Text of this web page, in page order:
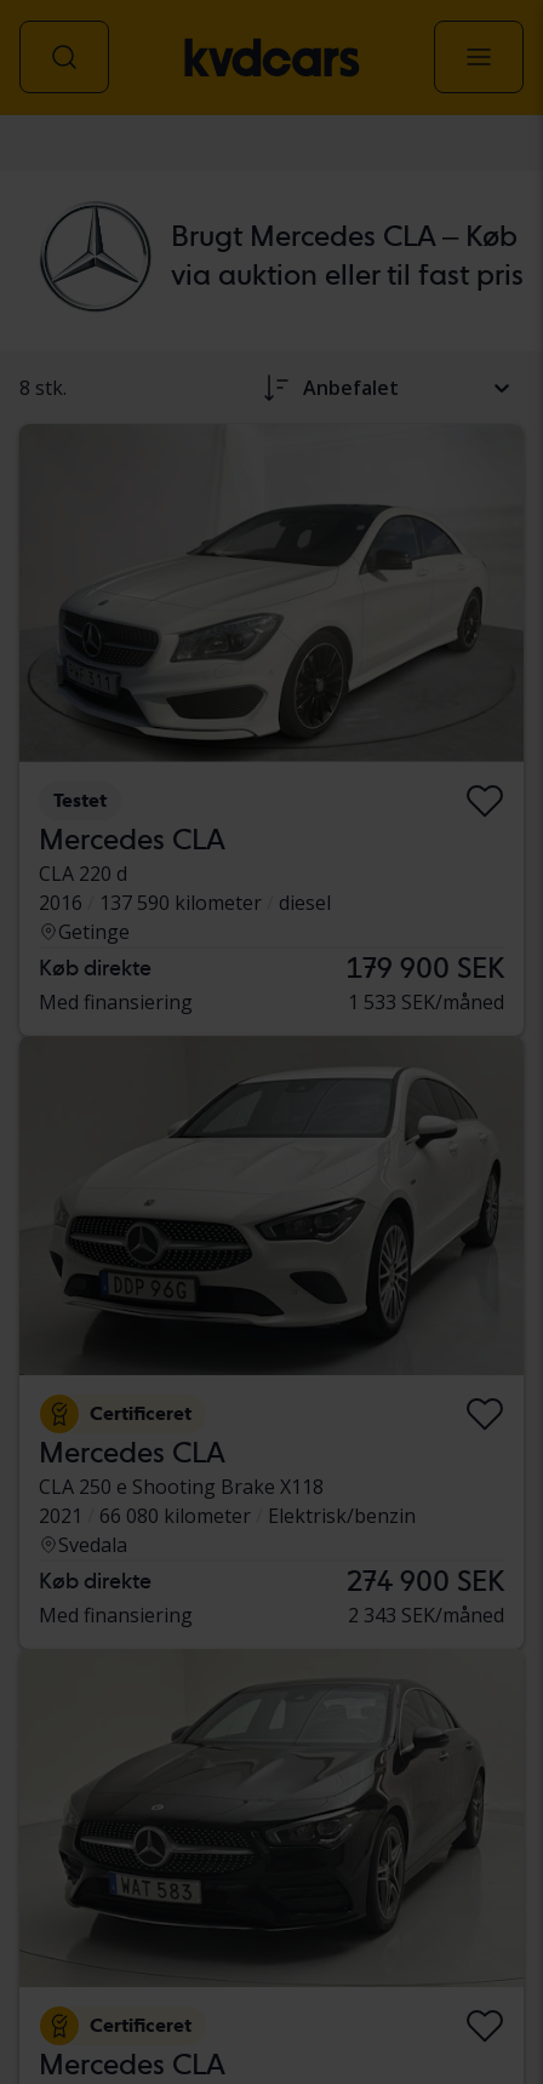
Brugt Mercedes CLA – Køb
via auktion eller til fast pris
8 stk. Anbefalet
Testet
Mercedes CLA
CLA 220 d
2016
137 590 kilometer
diesel
Getinge
Køb direkte 179 900 SEK
Med finansiering 1 533 SEK/måned
Certificeret
Mercedes CLA
CLA 250 e Shooting Brake X118
2021
66 080 kilometer
Elektrisk/benzin
Svedala
Køb direkte 274 900 SEK
Med finansiering 2 343 SEK/måned
Certificeret
Mercedes CLA